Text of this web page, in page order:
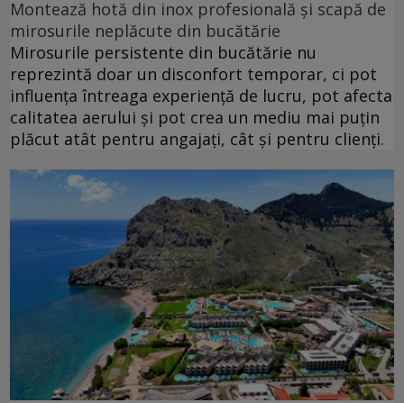
Montează hotă din inox profesională și scapă de
mirosurile neplăcute din bucătărie
Mirosurile persistente din bucătărie nu
reprezintă doar un disconfort temporar, ci pot
influența întreaga experiență de lucru, pot afecta
calitatea aerului și pot crea un mediu mai puțin
plăcut atât pentru angajați, cât și pentru clienți.